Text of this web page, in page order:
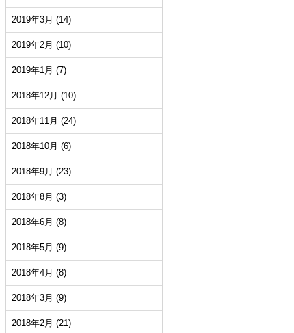
2019年3月 (14)
2019年2月 (10)
2019年1月 (7)
2018年12月 (10)
2018年11月 (24)
2018年10月 (6)
2018年9月 (23)
2018年8月 (3)
2018年6月 (8)
2018年5月 (9)
2018年4月 (8)
2018年3月 (9)
2018年2月 (21)